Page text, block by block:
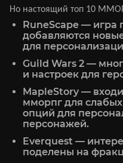
Но настоящий топ 10
RuneScape — игра
добавляются
для
Guild Wars 2 —
и настроек для
MapleStory —
мморпг для
опций для
персонажей.
Everquest —
поделены на